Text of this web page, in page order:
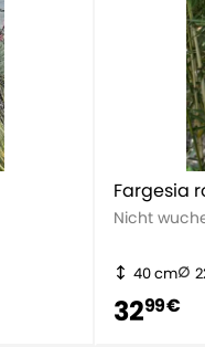
Fargesia
Nicht
40 cm
3299 €